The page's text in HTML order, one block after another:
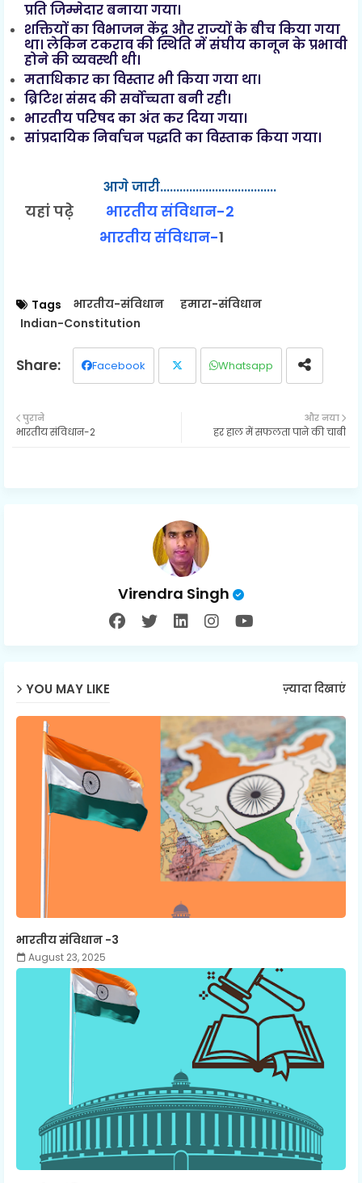
प्रति जिम्मेदार बनाया गया।
शक्तियों का विभाजन केंद्र और राज्यों के बीच किया गया
था। लेकिन टकराव की स्थिति में संघीय कानून के प्रभावी
होने की व्यवस्थी थी।
मताधिकार का विस्तार भी किया गया था।
ब्रिटिश संसद की सर्वोच्चता बनी रही।
भारतीय परिषद का अंत कर दिया गया।
सांप्रदायिक निर्वाचन पद्धति का विस्ताक किया गया।
आगे जारी....................................
यहां पढ़े
भारतीय संविधान-2
भारतीय संविधान-1
Tags भारतीय-संविधान
हमारा-संविधान
Indian-Constitution
Facebook Whatsapp
और नया
हर हाल में सफलता पाने की चाबी
पुराने
भारतीय संविधान-2
Virendra Singh
YOU MAY LIKE ज़्यादा दिखाएं
भारतीय संविधान -3
August 23, 2025